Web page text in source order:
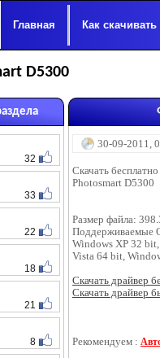
Главная Как скачивать
D5300
32
33
22
18
21
8
30-09-2011,
Скачать
Photosmart D5300
Размер файла:
Поддерживаемые
Windows XP 32
Vista 64 bit,
Скачать драйвер
Скачать драйвер
Рекомендуем :